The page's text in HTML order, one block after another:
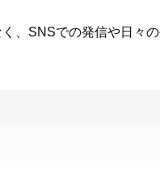
、SNSでの発信や日々